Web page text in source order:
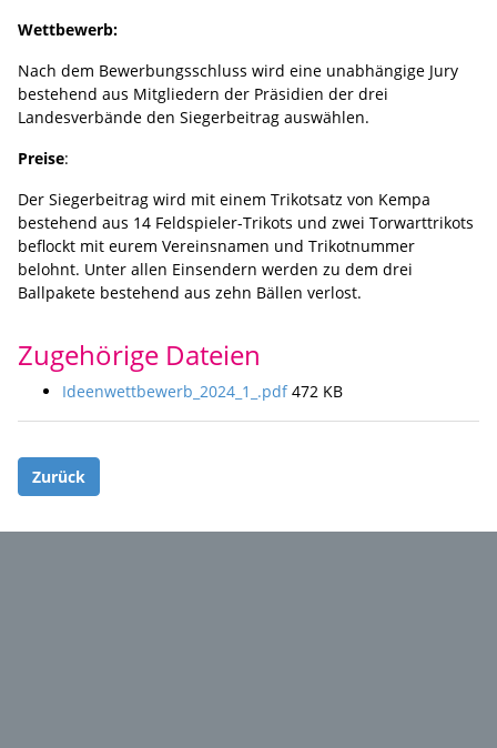
Wettbewerb:
Nach dem Bewerbungsschluss wird eine unabhängige Jury
bestehend aus Mitgliedern der Präsidien der drei
Landesverbände den Siegerbeitrag auswählen.
Preise:
Der Siegerbeitrag wird mit einem Trikotsatz von Kempa
bestehend aus 14 Feldspieler-Trikots und zwei Torwarttrikots
beflockt mit eurem Vereinsnamen und Trikotnummer
belohnt. Unter allen Einsendern werden zu dem drei
Ballpakete bestehend aus zehn Bällen verlost.
Zugehörige Dateien
Ideenwettbewerb_2024_1_.pdf472 KB
Zurück